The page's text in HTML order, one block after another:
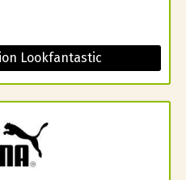
Lookfantastic